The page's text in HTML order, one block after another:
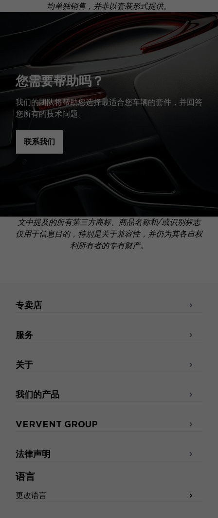
均单独销售，并非以套装形式提供。
您需要帮助吗？
我们的团队将帮助您选择最适合您车辆的套件，并回答
您所有的技术问题。
联系我们
文中提及的所有第三方商标、商品名称和/或识别标志
仅用于信息目的，特别是关于兼容性，并仍为其各自权
利所有者的专有财产。
语言
更改语言
专卖店
服务
关于
我们的产品
VERVENT GROUP
法律声明